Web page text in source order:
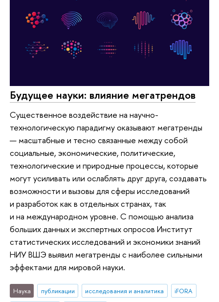
Будущее науки: влияние мегатрендов
Существенное воздействие на научно-
технологическую парадигму оказывают мегатренды
— масштабные и тесно связанные между собой
социальные, экономические, политические,
технологические и природные процессы, которые
могут усиливать или ослаблять друг друга, создавать
возможности и вызовы для сферы исследований
и разработок как в отдельных странах, так
и на международном уровне. С помощью анализа
больших данных и экспертных опросов Институт
статистических исследований и экономики знаний
НИУ ВШЭ выявил мегатренды с наиболее сильными
эффектами для мировой науки.
Наука публикации исследования и аналитика
iFORA